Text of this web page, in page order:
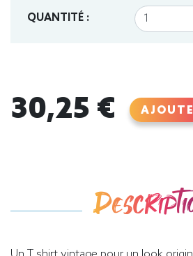
QUANTITÉ :
30,25 €